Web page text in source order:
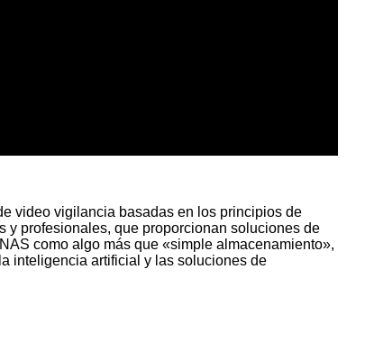
video vigilancia basadas en los principios de
y profesionales, que proporcionan soluciones de
como algo más que «simple almacenamiento»,
inteligencia artificial y las soluciones de